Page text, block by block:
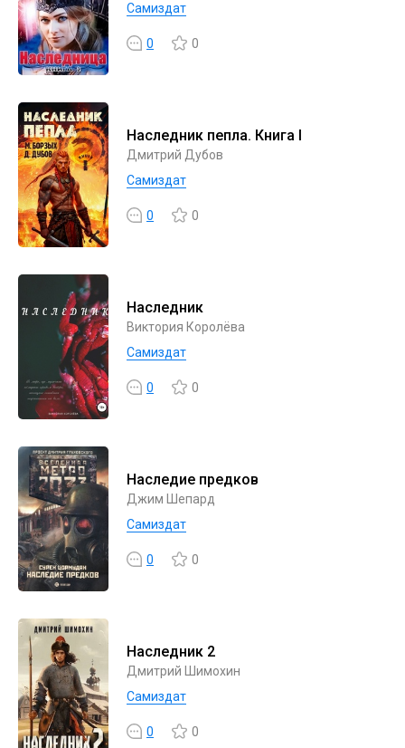
Самиздат
0 0
Наследник пепла. Книга I
Дмитрий Дубов
Самиздат
0 0
Наследник
Виктория Королёва
Самиздат
0 0
Наследие предков
Джим Шепард
Самиздат
0 0
Наследник 2
Дмитрий Шимохин
Самиздат
0 0